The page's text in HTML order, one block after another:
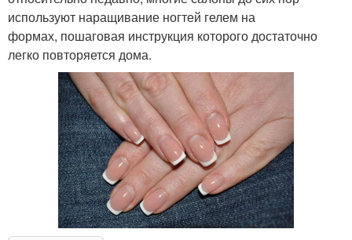
используют наращивание ногтей гелем на
формах, пошаговая инструкция которого достаточно
легко повторяется дома.